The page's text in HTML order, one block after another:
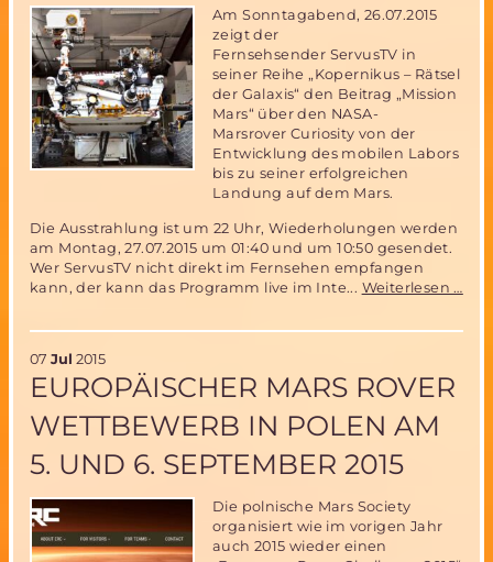
dem
Web!
Am Sonntagabend, 26.07.2015
zeigt der
Fernsehsender ServusTV in
seiner Reihe „Kopernikus – Rätsel
der Galaxis“ den Beitrag „Mission
Mars“ über den NASA-
Marsrover Curiosity von der
Entwicklung des mobilen Labors
bis zu seiner erfolgreichen
Landung auf dem Mars.
Die Ausstrahlung ist um 22 Uhr, Wiederholungen werden
am Montag, 27.07.2015 um 01:40 und um 10:50 gesendet.
Wer ServusTV nicht direkt im Fernsehen empfangen
kann, der kann das Programm live im Inte... Weiterlesen …
07 Jul 2015
EUROPÄISCHER MARS ROVER
WETTBEWERB IN POLEN AM
5. UND 6. SEPTEMBER 2015
Die polnische Mars Society
organisiert wie im vorigen Jahr
auch 2015 wieder einen